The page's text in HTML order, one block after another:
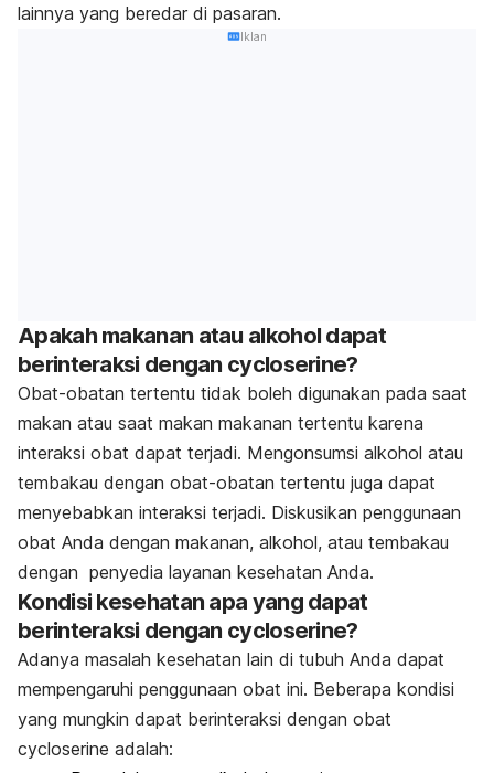
lainnya yang beredar di pasaran.
Iklan
Apakah makanan atau alkohol dapat
berinteraksi dengan cycloserine?
Obat-obatan tertentu tidak boleh digunakan pada saat
makan atau saat makan makanan tertentu karena
interaksi obat dapat terjadi. Mengonsumsi alkohol atau
tembakau dengan obat-obatan tertentu juga dapat
menyebabkan interaksi terjadi. Diskusikan penggunaan
obat Anda dengan makanan, alkohol, atau tembakau
dengan penyedia layanan kesehatan Anda.
Kondisi kesehatan apa yang dapat
berinteraksi dengan cycloserine?
Adanya masalah kesehatan lain di tubuh Anda dapat
mempengaruhi penggunaan obat ini. Beberapa kondisi
yang mungkin dapat berinteraksi dengan obat
cycloserine adalah: